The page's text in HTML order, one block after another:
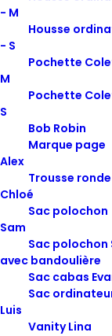
- M
Housse
- S
Pochette
M
Pochette
S
Bob Robin
Marque page
Alex
Trousse ronde
Chloé
Sac polochon
Sam
Sac polochon
avec bandoulière
Sac cabas
Sac
Luis
Vanity Lina